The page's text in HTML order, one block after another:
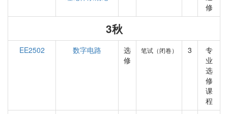
修
3秋
EE2502 数字电路
选
修
笔试（闭卷） 3
专
业
选
修
课
程